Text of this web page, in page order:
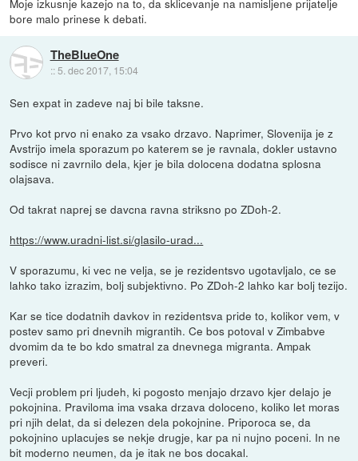
bore malo prinese k debati.
TheBlueOne
:: 5. dec 2017, 15:04
Sen expat in zadeve naj bi bile taksne.
Prvo kot prvo ni enako za vsako drzavo. Naprimer, Slovenija je z
Avstrijo imela sporazum po katerem se je ravnala, dokler ustavno
sodisce ni zavrnilo dela, kjer je bila dolocena dodatna splosna
olajsava.
Od takrat naprej se davcna ravna striksno po ZDoh-2.
https://www.uradni-list.si/glasilo-urad...
V sporazumu, ki vec ne velja, se je rezidentsvo ugotavljalo, ce se
lahko tako izrazim, bolj subjektivno. Po ZDoh-2 lahko kar bolj tezijo.
Kar se tice dodatnih davkov in rezidentsva pride to, kolikor vem, v
postev samo pri dnevnih migrantih. Ce bos potoval v Zimbabve
dvomim da te bo kdo smatral za dnevnega migranta. Ampak
preveri.
Vecji problem pri ljudeh, ki pogosto menjajo drzavo kjer delajo je
pokojnina. Praviloma ima vsaka drzava doloceno, koliko let moras
pri njih delat, da si delezen dela pokojnine. Priporoca se, da
pokojnino uplacujes se nekje drugje, kar pa ni nujno poceni. In ne
bit moderno neumen, da je itak ne bos docakal.